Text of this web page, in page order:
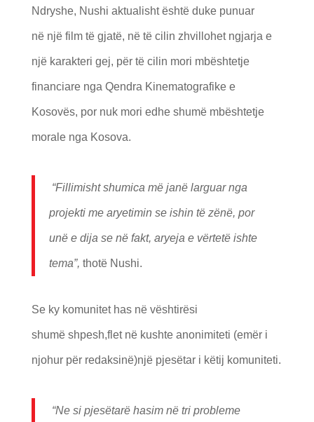
Ndryshe, Nushi aktualisht është duke punuar
në një film të gjatë, në të cilin zhvillohet ngjarja e
një karakteri gej, për të cilin mori mbështetje
financiare nga Qendra Kinematografike e
Kosovës, por nuk mori edhe shumë mbështetje
morale nga Kosova.
“Fillimisht shumica më janë larguar nga
projekti me aryetimin se ishin të zënë, por
unë e dija se në fakt, aryeja e vërtetë ishte
tema”, thotë Nushi.
Se ky komunitet has në vështirësi
shumë shpesh,flet në kushte anonimiteti (emër i
njohur për redaksinë)një pjesëtar i këtij komuniteti.
“Ne si pjesëtarë hasim në tri probleme